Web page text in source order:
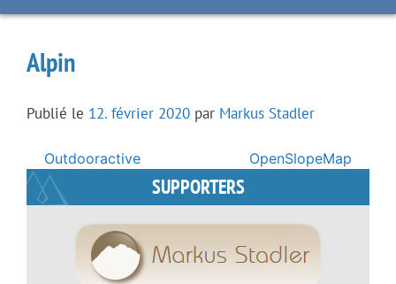
Alpin
Publié le 12. février 2020 par Markus Stadler
Navigation
de
l'article
Outdooractive OpenSlopeMap
SUPPORTERS